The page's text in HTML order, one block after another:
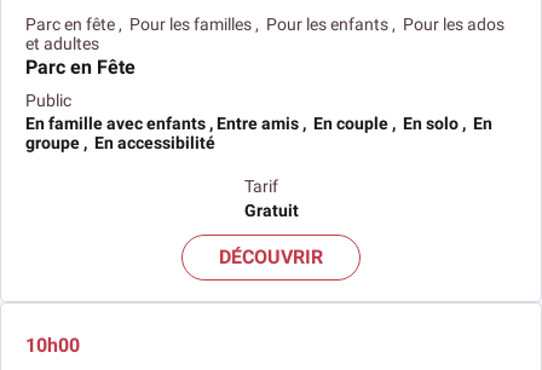
Parc en fête , Pour les familles , Pour les enfants , Pour les ados
et adultes
Parc en Fête
Public
En famille avec enfants , Entre amis , En couple , En solo , En
groupe , En accessibilité
Tarif
Gratuit
DÉCOUVRIR
10h00